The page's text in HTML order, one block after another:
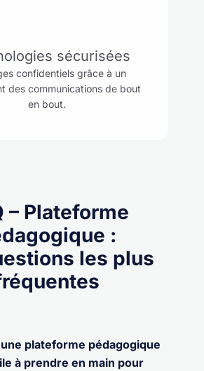
sécurisées
confidentiels grâce à un
des communications de bout
en bout.
– Plateforme
:
les plus
plateforme pédagogique
à prendre en main pour